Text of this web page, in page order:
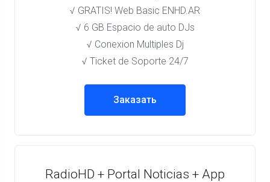
√ GRATIS! Web Basic ENHD.AR
√ 6 GB Espacio de auto DJs
√ Conexion Multiples Dj
√ Ticket de Soporte 24/7
Заказать
RadioHD + Portal Noticias + App